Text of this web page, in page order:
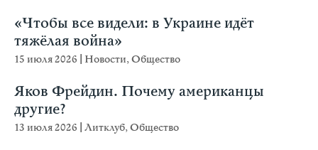
«Чтобы все видели: в Украине идёт
тяжёлая война»
15 июля 2026 Новости,Общество
Яков Фрейдин. Почему американцы
другие?
13 июля 2026 Литклуб,Общество